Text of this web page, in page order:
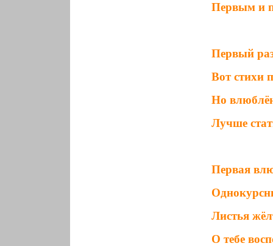
Первым и
Первый
Вот стихи
Но
Лучше
Первая
Листья
О тебе